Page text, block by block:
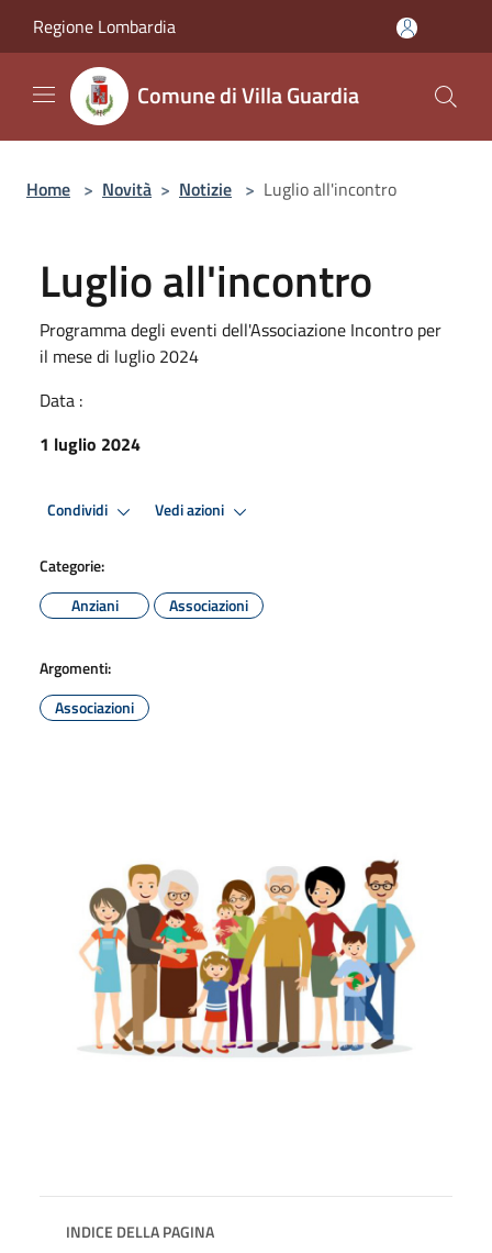
Regione Lombardia
Comune di Villa Guardia
Home > Novità > Notizie > Luglio all'incontro
Luglio all'incontro
Programma degli eventi dell'Associazione Incontro per
il mese di luglio 2024
Data :
1 luglio 2024
Condividi Vedi azioni
Categorie:
Anziani
Associazioni
Argomenti:
Associazioni
INDICE DELLA PAGINA